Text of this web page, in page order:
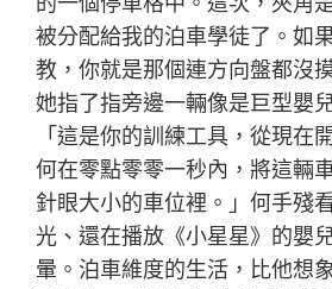
被分配給我的泊車學徒了。如
教，你就是那個連方向盤都沒
她指了指旁邊一輛像是巨型嬰
「這是你的訓練工具，從現在
何在零點零零一秒內，將這輛
針眼大小的車位裡。」何手殘
光、還在播放《小星星》的嬰
暈。泊車維度的生活，比他想